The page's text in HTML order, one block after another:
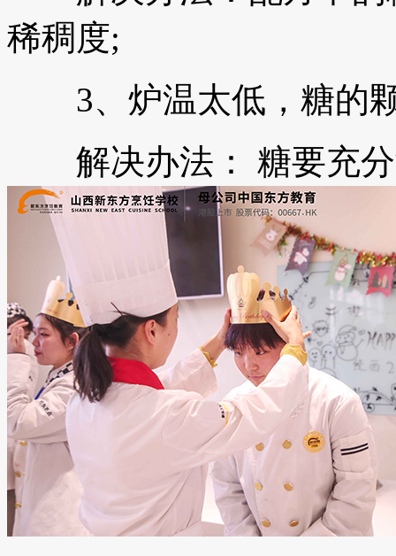
稀稠度;
3、炉温太低，糖的
解决办法： 糖要充分